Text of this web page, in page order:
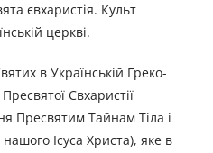
євхаристія. Культ
церкві.
в Українській Греко-
Євхаристії
Пресвятим Тайнам Тіла і
Ісуса Христа), яке в